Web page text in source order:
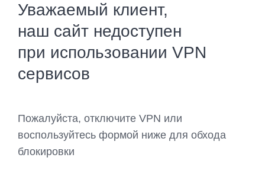
Уважаемый клиент,
наш сайт недоступен
при использовании VPN
сервисов
Пожалуйста, отключите VPN или
воспользуйтесь формой ниже для обхода
блокировки